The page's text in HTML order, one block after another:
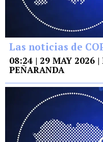
Las noticias de
08:24 | 29 MAY 2026 |
PEÑARANDA